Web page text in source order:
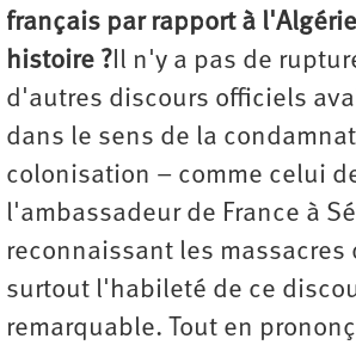
français par rapport à
histoire ?Il n'y a pas de
d'autres discours officiels
dans le sens de la
colonisation – comme celui
l'ambassadeur de France à
reconnaissant les massacres
surtout l'habileté de ce
remarquable. Tout en